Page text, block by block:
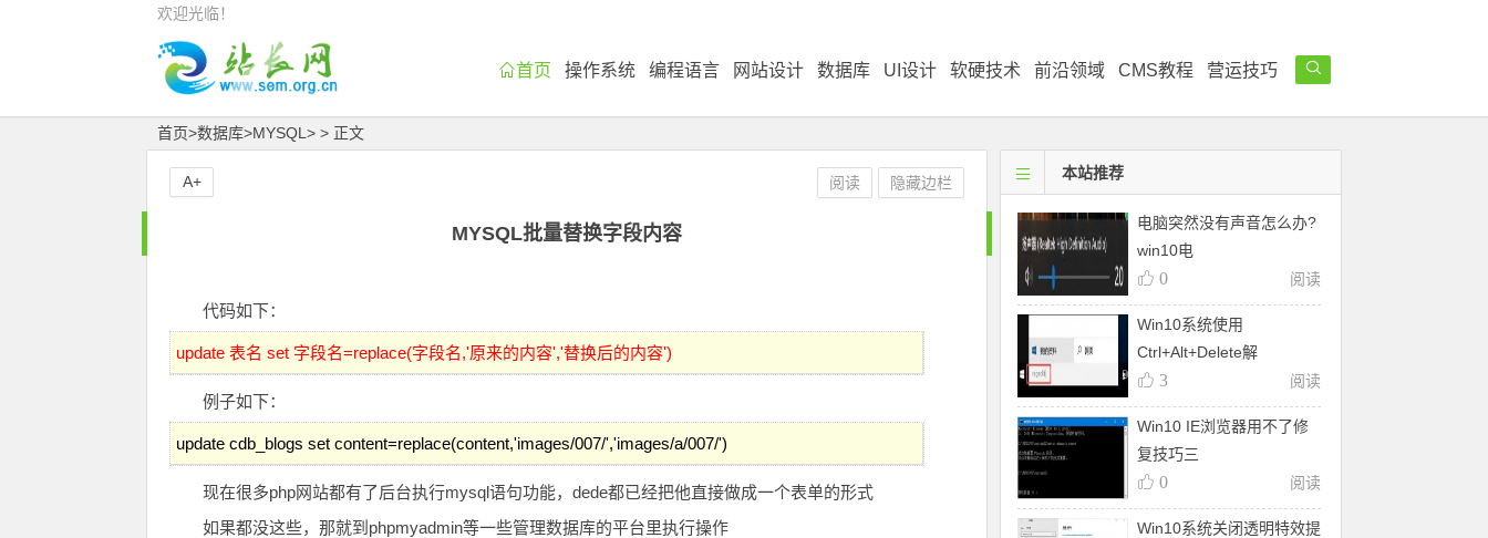
欢迎光临！
首页 操作系统 编程语言 网站设计 数据库 UI设计 软硬技术 前沿领域 CMS教程 营运技巧
首页>数据库>MYSQL > > 正文
MYSQL批量替换字段内容
代码如下：
update 表名 set 字段名=replace(字段名,'原来的内容','替换后的内容')
例子如下：
update cdb_blogs set content=replace(content,'images/007/','images/a/007/')
现在很多php网站都有了后台执行mysql语句功能，dede都已经把他直接做成一个表单的形式
如果都没这些，那就到phpmyadmin等一些管理数据库的平台里执行操作
阅读 隐藏边栏
A+ 本站推荐
电脑突然没有声音怎么办?
win10电
阅读
0
Win10系统使用
Ctrl+Alt+Delete解
阅读
3
Win10 IE浏览器用不了修
复技巧三
阅读
0
Win10系统关闭透明特效提